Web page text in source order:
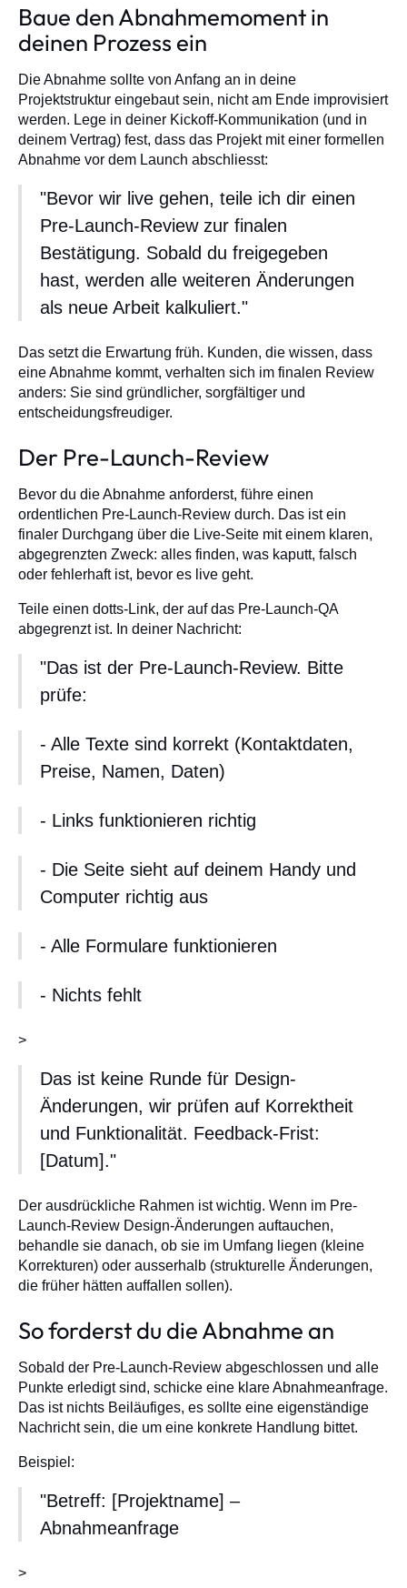
Baue den Abnahmemoment in
deinen Prozess ein
Die Abnahme sollte von Anfang an in deine
Projektstruktur eingebaut sein, nicht am Ende improvisiert
werden. Lege in deiner Kickoff-Kommunikation (und in
deinem Vertrag) fest, dass das Projekt mit einer formellen
Abnahme vor dem Launch abschliesst:
"Bevor wir live gehen, teile ich dir einen
Pre-Launch-Review zur finalen
Bestätigung. Sobald du freigegeben
hast, werden alle weiteren Änderungen
als neue Arbeit kalkuliert."
Das setzt die Erwartung früh. Kunden, die wissen, dass
eine Abnahme kommt, verhalten sich im finalen Review
anders: Sie sind gründlicher, sorgfältiger und
entscheidungsfreudiger.
Der Pre-Launch-Review
Bevor du die Abnahme anforderst, führe einen
ordentlichen Pre-Launch-Review durch. Das ist ein
finaler Durchgang über die Live-Seite mit einem klaren,
abgegrenzten Zweck: alles finden, was kaputt, falsch
oder fehlerhaft ist, bevor es live geht.
Teile einen dotts-Link, der auf das Pre-Launch-QA
abgegrenzt ist. In deiner Nachricht:
"Das ist der Pre-Launch-Review. Bitte
prüfe:
- Alle Texte sind korrekt (Kontaktdaten,
Preise, Namen, Daten)
- Links funktionieren richtig
- Die Seite sieht auf deinem Handy und
Computer richtig aus
- Alle Formulare funktionieren
- Nichts fehlt
>
Das ist keine Runde für Design-
Änderungen, wir prüfen auf Korrektheit
und Funktionalität. Feedback-Frist:
[Datum]."
Der ausdrückliche Rahmen ist wichtig. Wenn im Pre-
Launch-Review Design-Änderungen auftauchen,
behandle sie danach, ob sie im Umfang liegen (kleine
Korrekturen) oder ausserhalb (strukturelle Änderungen,
die früher hätten auffallen sollen).
So forderst du die Abnahme an
Sobald der Pre-Launch-Review abgeschlossen und alle
Punkte erledigt sind, schicke eine klare Abnahmeanfrage.
Das ist nichts Beiläufiges, es sollte eine eigenständige
Nachricht sein, die um eine konkrete Handlung bittet.
Beispiel:
"Betreff: [Projektname] –
Abnahmeanfrage
>